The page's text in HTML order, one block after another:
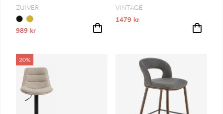
ZUIVER
989 kr
Vårt lägsta pris 1-30 dagar innan prissänkning
VINTAGE
1479 kr
Vårt lägsta pris 1-30 dagar innan
20%